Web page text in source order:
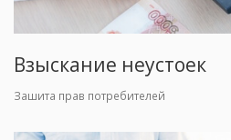
Взыскание неустоек
Зашита прав потребителей